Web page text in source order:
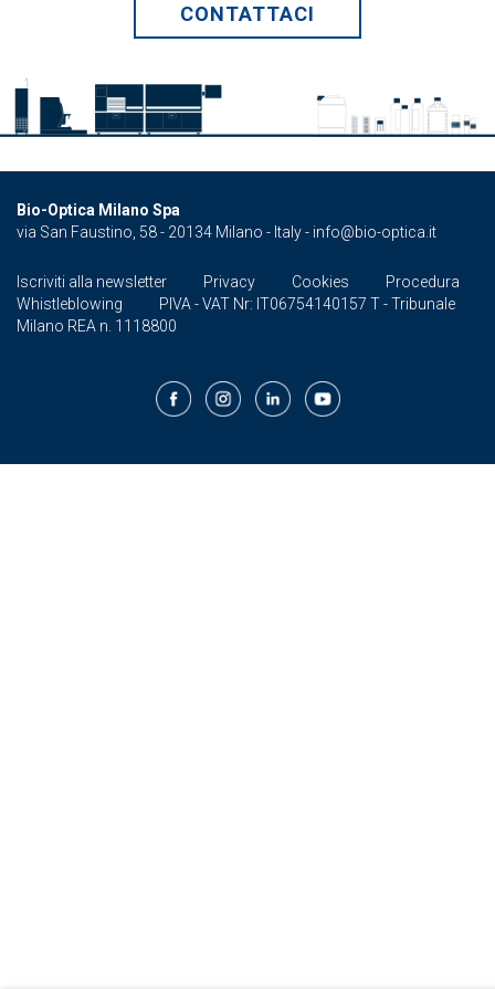
CONTATTACI
Bio-Optica Milano Spa
via San Faustino, 58 - 20134 Milano - Italy - info@bio-optica.it
Iscriviti alla newsletter Privacy Cookies
Procedura
Whistleblowing
PIVA - VAT Nr: IT06754140157 T - Tribunale
Milano REA n. 1118800